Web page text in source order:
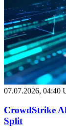
07.07.2026, 04:40
CrowdStrike
Split